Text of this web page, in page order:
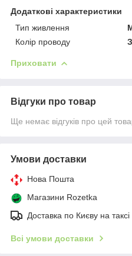
Додаткові характеристики
Тип живлення
Колір проводу
Приховати
Відгуки про товар
Ще немає відгуків про цей
Умови доставки
Нова Пошта
Магазини Rozetka
Доставка по Києву на таксі
Всі умови доставки